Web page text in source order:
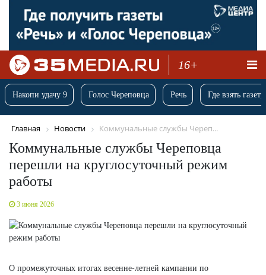
16+
Накопи удачу 9 Голос Череповца Речь Где взять
Главная Новости Коммунальные службы Череп...
Коммунальные службы Череповца
перешли на круглосуточный режим
работы
3 июня 2026
О промежуточных итогах весенне-летней кампании по